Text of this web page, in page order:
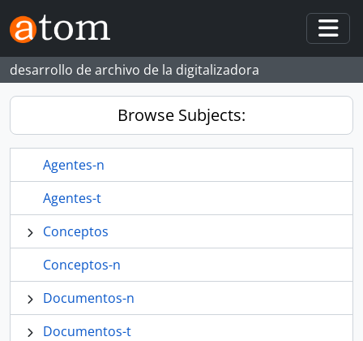
Skip to main content
desarrollo de archivo de la digitalizadora
Browse Subjects:
Agentes-n
Agentes-t
Conceptos
Conceptos-n
Documentos-n
Documentos-t